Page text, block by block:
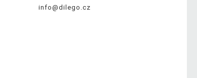
info@dilego.cz